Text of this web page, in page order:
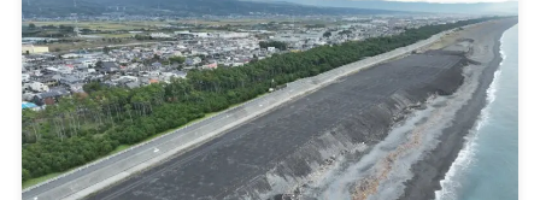
EDUCATION
文教
SHOP
店舗
BRIDGE
橋梁
ROAD
道路